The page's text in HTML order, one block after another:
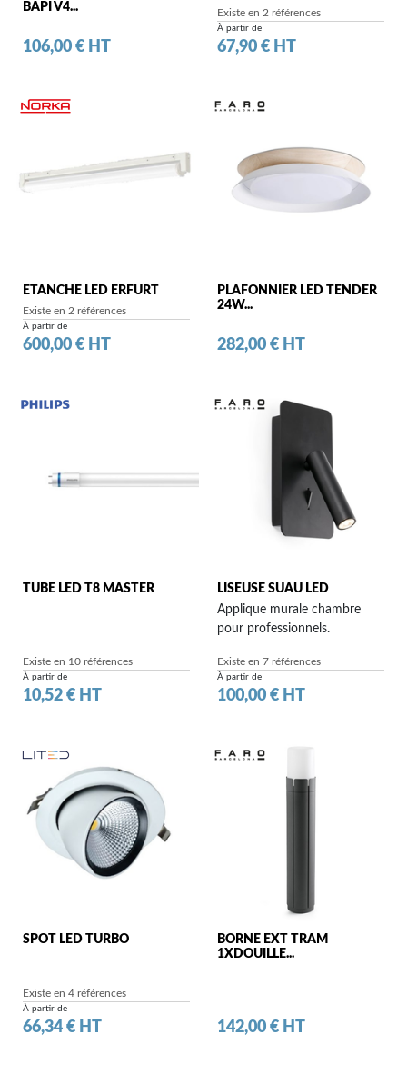
BAPI V4...
Prix
106,00 € HT
Existe en 2 références
À partir de
Prix
67,90 € HT
ETANCHE LED ERFURT
Existe en 2 références
À partir de
Prix
600,00 € HT
PLAFONNIER LED TENDER
24W...
Prix
282,00 € HT
TUBE LED T8 MASTER
Existe en 10 références
À partir de
Prix
10,52 € HT
LISEUSE SUAU LED
Applique murale chambre
pour professionnels.
Existe en 7 références
À partir de
Prix
100,00 € HT
SPOT LED TURBO
Existe en 4 références
À partir de
Prix
66,34 € HT
BORNE EXT TRAM
1XDOUILLE...
Prix
142,00 € HT